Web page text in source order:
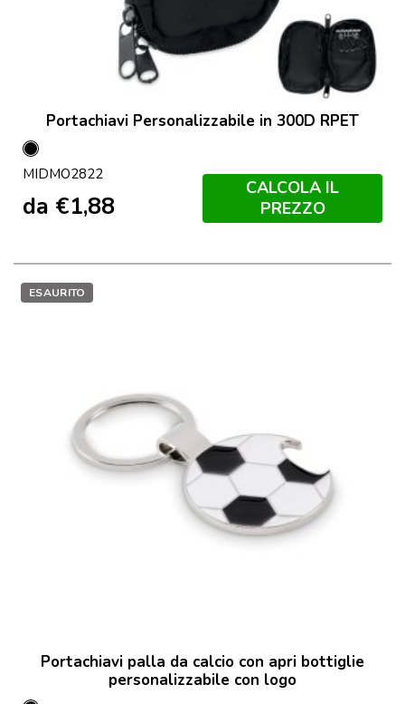
Portachiavi Personalizzabile in 300D RPET
Nero
MIDMO2822
da €1,88
CALCOLA IL
PREZZO
ESAURITO
Portachiavi palla da calcio con apri bottiglie
personalizzabile con logo